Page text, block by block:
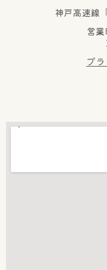
神戸高速線
営
プ